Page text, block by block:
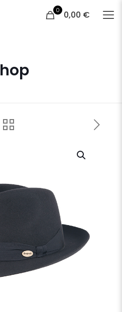
0 0,00 €